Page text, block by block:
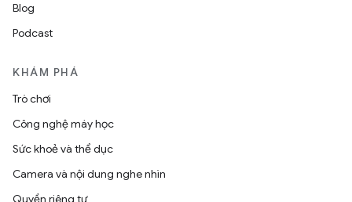
Blog
Podcast
KHÁM PHÁ
Trò chơi
Công nghệ máy học
Sức khoẻ và thể dục
Camera và nội dung nghe nhìn
Quyền riêng tư